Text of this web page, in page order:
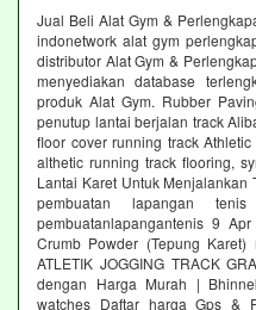
Jual Beli Alat Gym &
indonetwork alat gym
distributor Alat Gym &
menyediakan database
produk Alat Gym. Rubber
penutup lantai berjalan track
floor cover running track
althetic running track flooring,
Lantai Karet Untuk Menjalankan
pembuatan lapangan tenis
pembuatanlapangantenis 9
Crumb Powder (Tepung Karet)
ATLETIK JOGGING TRACK
dengan Harga Murah |
watches Daftar harga Gps &